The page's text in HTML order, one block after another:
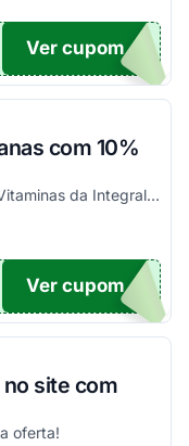
10
Ver cupom
com 10%
10% de desconto em Suplementos e Vitaminas da Integral 10, oferta válida por tempo limitado. Não fique de fora dessa e aproveite todos os seus descontos da melhor maneira possível...
AL10
Ver cupom
site com
oferta!